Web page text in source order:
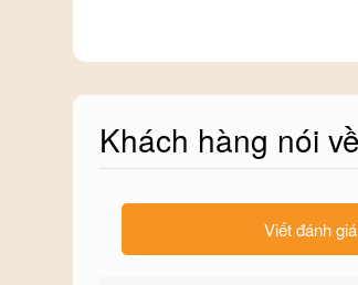
Khách hàng nói
Viết đánh giá